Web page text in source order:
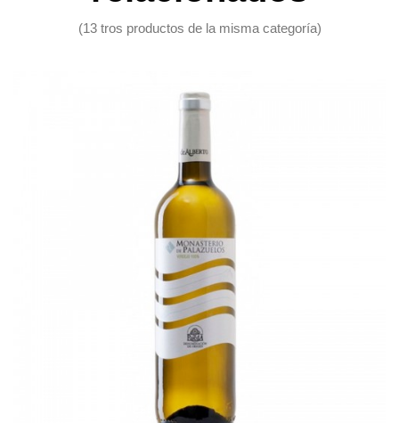
(13 tros productos de la misma categoría)